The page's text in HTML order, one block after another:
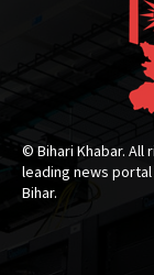
© Bihari Khabar. All
leading news
Bihar.